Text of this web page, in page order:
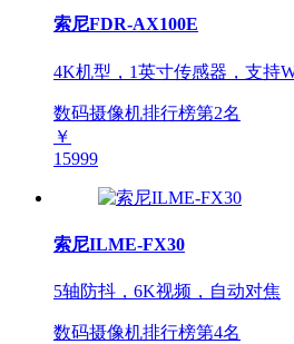
索尼FDR-AX100E
4K机型，1英寸传感器，支持
数码摄像机排行榜第2名
￥
15999
索尼ILME-FX30
5轴防抖，6K视频，自动对焦
数码摄像机排行榜第4名